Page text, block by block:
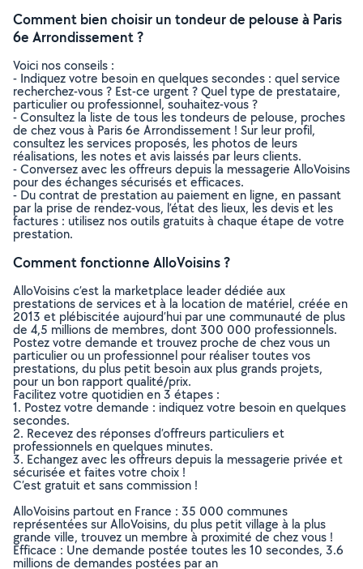
Comment bien choisir un tondeur de pelouse à Paris
6e Arrondissement ?
Voici nos conseils :
- Indiquez votre besoin en quelques secondes : quel service
recherchez-vous ? Est-ce urgent ? Quel type de prestataire,
particulier ou professionnel, souhaitez-vous ?
- Consultez la liste de tous les tondeurs de pelouse, proches
de chez vous à Paris 6e Arrondissement ! Sur leur profil,
consultez les services proposés, les photos de leurs
réalisations, les notes et avis laissés par leurs clients.
- Conversez avec les offreurs depuis la messagerie AlloVoisins
pour des échanges sécurisés et efficaces.
- Du contrat de prestation au paiement en ligne, en passant
par la prise de rendez-vous, l’état des lieux, les devis et les
factures : utilisez nos outils gratuits à chaque étape de votre
prestation.
Comment fonctionne AlloVoisins ?
AlloVoisins c’est la marketplace leader dédiée aux
prestations de services et à la location de matériel, créée en
2013 et plébiscitée aujourd’hui par une communauté de plus
de 4,5 millions de membres, dont 300 000 professionnels.
Postez votre demande et trouvez proche de chez vous un
particulier ou un professionnel pour réaliser toutes vos
prestations, du plus petit besoin aux plus grands projets,
pour un bon rapport qualité/prix.
Facilitez votre quotidien en 3 étapes :
1. Postez votre demande : indiquez votre besoin en quelques
secondes.
2. Recevez des réponses d’offreurs particuliers et
professionnels en quelques minutes.
3. Echangez avec les offreurs depuis la messagerie privée et
sécurisée et faites votre choix !
C’est gratuit et sans commission !
AlloVoisins partout en France : 35 000 communes
représentées sur AlloVoisins, du plus petit village à la plus
grande ville, trouvez un membre à proximité de chez vous !
Efficace : Une demande postée toutes les 10 secondes, 3.6
millions de demandes postées par an